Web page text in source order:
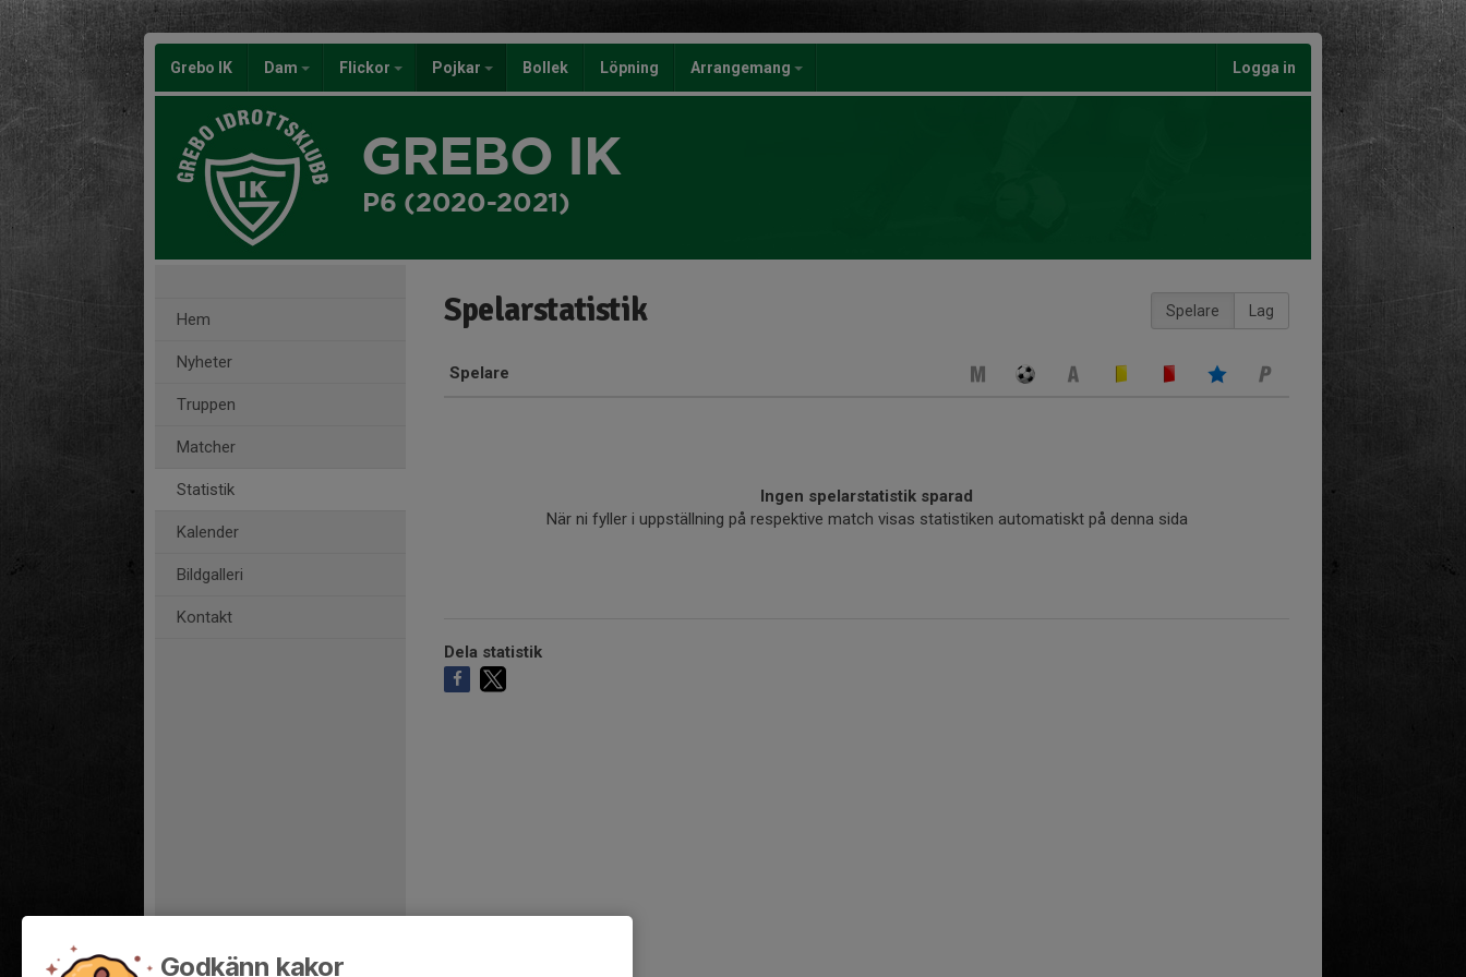
Grebo IK Dam Flickor Pojkar Bollek Löpning Arrangemang Logga in
GREBO IK
P6 (2020-2021)
Hem
Nyheter
Truppen
Matcher
Statistik
Kalender
Bildgalleri
Kontakt
Spelare Lag
Spelarstatistik
Spelare
Ingen spelarstatistik sparad
När ni fyller i uppställning på respektive match visas statistiken automatiskt på denna sida
Dela statistik
Godkänn kakor